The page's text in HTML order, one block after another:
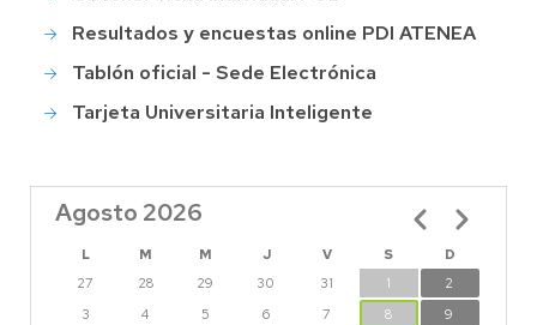
Resultados y encuestas online PDI ATENEA
Tablón oficial - Sede Electrónica
Tarjeta Universitaria Inteligente
Agosto 2026
L M M J V S
D
27
28 29 30 31 1
2
3
4 5 6 7 8
9
Paginación